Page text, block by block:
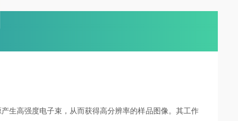
生高强度电子束，从而获得高分辨率的样品图像。其工作